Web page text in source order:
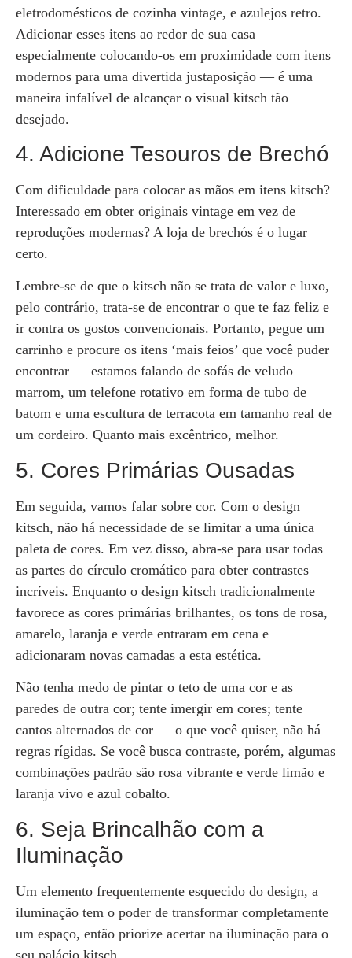
eletrodomésticos de cozinha vintage, e azulejos retro.
Adicionar esses itens ao redor de sua casa —
especialmente colocando-os em proximidade com itens
modernos para uma divertida justaposição — é uma
maneira infalível de alcançar o visual kitsch tão
desejado.
4. Adicione Tesouros de Brechó
Com dificuldade para colocar as mãos em itens kitsch?
Interessado em obter originais vintage em vez de
reproduções modernas? A loja de brechós é o lugar
certo.
Lembre-se de que o kitsch não se trata de valor e luxo,
pelo contrário, trata-se de encontrar o que te faz feliz e
ir contra os gostos convencionais. Portanto, pegue um
carrinho e procure os itens ‘mais feios’ que você puder
encontrar — estamos falando de sofás de veludo
marrom, um telefone rotativo em forma de tubo de
batom e uma escultura de terracota em tamanho real de
um cordeiro. Quanto mais excêntrico, melhor.
5. Cores Primárias Ousadas
Em seguida, vamos falar sobre cor. Com o design
kitsch, não há necessidade de se limitar a uma única
paleta de cores. Em vez disso, abra-se para usar todas
as partes do círculo cromático para obter contrastes
incríveis. Enquanto o design kitsch tradicionalmente
favorece as cores primárias brilhantes, os tons de rosa,
amarelo, laranja e verde entraram em cena e
adicionaram novas camadas a esta estética.
Não tenha medo de pintar o teto de uma cor e as
paredes de outra cor; tente imergir em cores; tente
cantos alternados de cor — o que você quiser, não há
regras rígidas. Se você busca contraste, porém, algumas
combinações padrão são rosa vibrante e verde limão e
laranja vivo e azul cobalto.
6. Seja Brincalhão com a
Iluminação
Um elemento frequentemente esquecido do design, a
iluminação tem o poder de transformar completamente
um espaço, então priorize acertar na iluminação para o
seu palácio kitsch.